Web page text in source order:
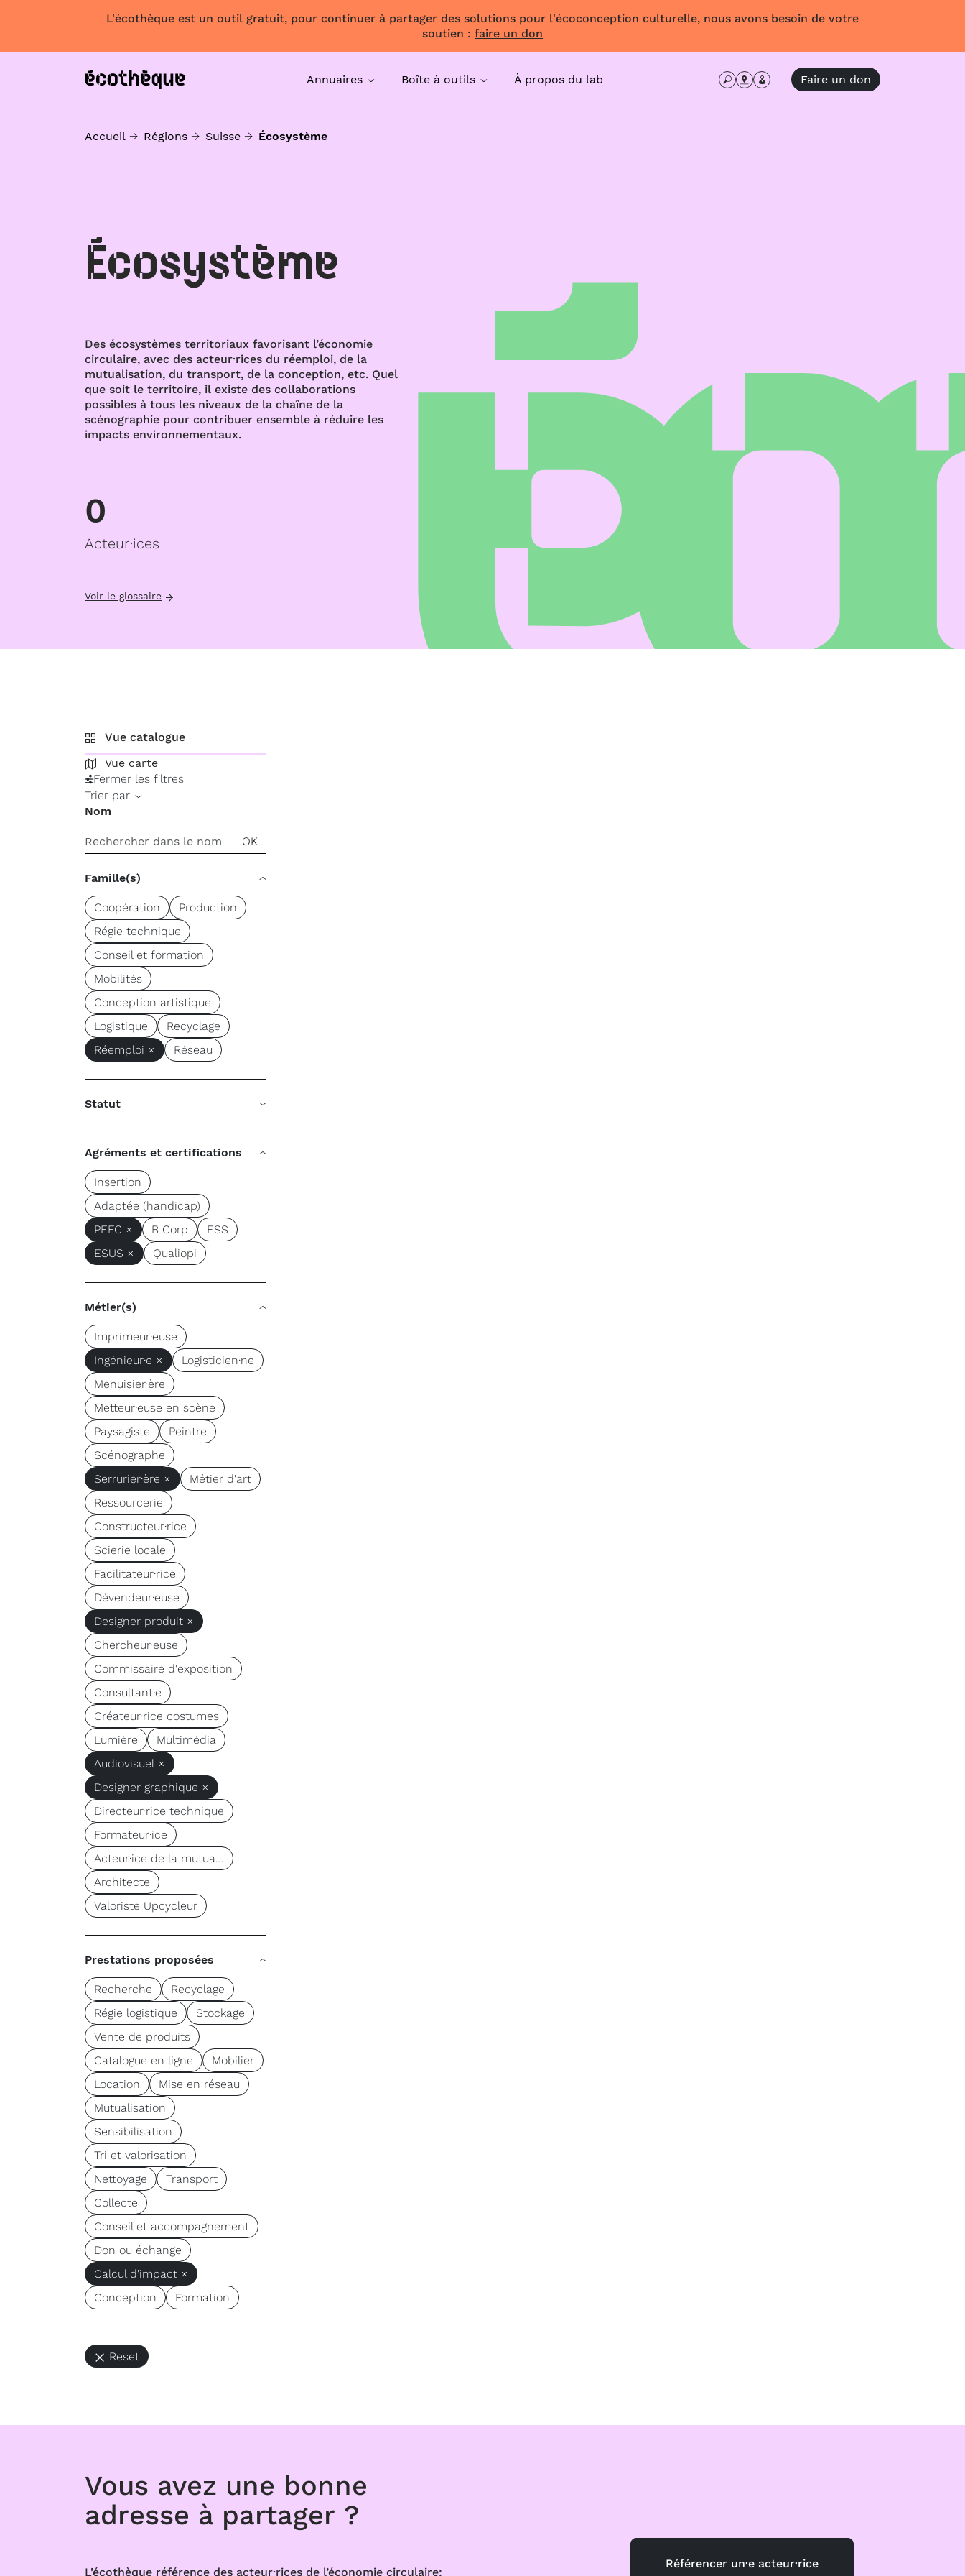
L'écothèque est un outil gratuit, pour continuer à partager des solutions pour l'écoconception culturelle, nous avons besoin de votre
soutien : faire un don
Annuaires Boîte à outils À propos du lab Faire un don
Accueil Régions Suisse Écosystème
Écosystème
Des écosystèmes territoriaux favorisant l’économie
circulaire, avec des acteur·rices du réemploi, de la
mutualisation, du transport, de la conception, etc. Quel
que soit le territoire, il existe des collaborations
possibles à tous les niveaux de la chaîne de la
scénographie pour contribuer ensemble à réduire les
impacts environnementaux.
0
Acteur·ices
Voir le glossaire
Vue catalogue
Vue carte
Fermer les filtres
Trier par
Nom
Famille(s)
Coopération
Production
Régie technique
Conseil et formation
Mobilités
Conception artistique
Logistique
Recyclage
Réemploi ×
Réseau
Statut
Agréments et certifications
Insertion
Adaptée (handicap)
PEFC ×
B Corp
ESS
ESUS ×
Qualiopi
Métier(s)
Imprimeur·euse
Ingénieur·e ×
Logisticien·ne
Menuisier·ère
Metteur·euse en scène
Paysagiste
Peintre
Scénographe
Serrurier·ère ×
Métier d'art
Ressourcerie
Constructeur·rice
Scierie locale
Facilitateur·rice
Dévendeur·euse
Designer produit ×
Chercheur·euse
Commissaire d'exposition
Consultant·e
Créateur·rice costumes
Lumière
Multimédia
Audiovisuel ×
Designer graphique ×
Directeur·rice technique
Formateur·ice
Acteur·ice de la mutua...
Architecte
Valoriste Upcycleur
Prestations proposées
Recherche
Recyclage
Régie logistique
Stockage
Vente de produits
Catalogue en ligne
Mobilier
Location
Mise en réseau
Mutualisation
Sensibilisation
Tri et valorisation
Nettoyage
Transport
Collecte
Conseil et accompagnement
Don ou échange
Calcul d'impact ×
Conception
Formation
Reset
Vous avez une bonne
adresse à partager ?
L’écothèque référence des acteur·rices de l’économie circulaire:
Référencer un·e acteur·rice